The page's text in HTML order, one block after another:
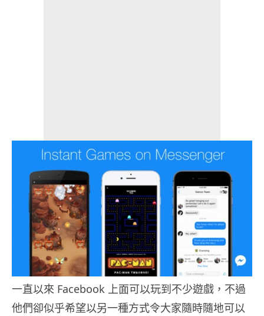
一直以來 Facebook 上面可以玩到不少遊戲，不過
他們卻似乎希望以另一種方式令大家隨時隨地可以